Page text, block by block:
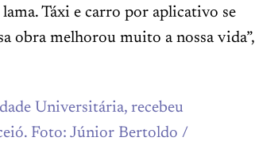
Táxi e carro por aplicativo se
obra melhorou muito a nossa vida”,